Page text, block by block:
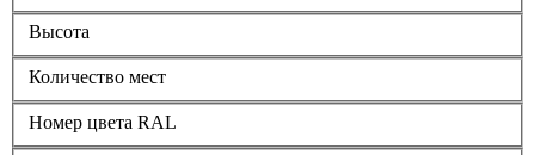
Высота
Количество мест
Номер цвета RAL